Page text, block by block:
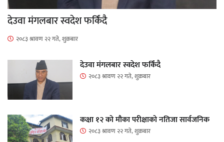
देउवा मंगलबार स्वदेश फर्किंदै
२०८३ श्रावण २२ गते, शुक्रबार
देउवा मंगलबार स्वदेश फर्किंदै
२०८३ श्रावण २२ गते, शुक्रबार
कक्षा १२ को मौका परीक्षाको नतिजा सार्वजनिक
२०८३ श्रावण २२ गते, शुक्रबार